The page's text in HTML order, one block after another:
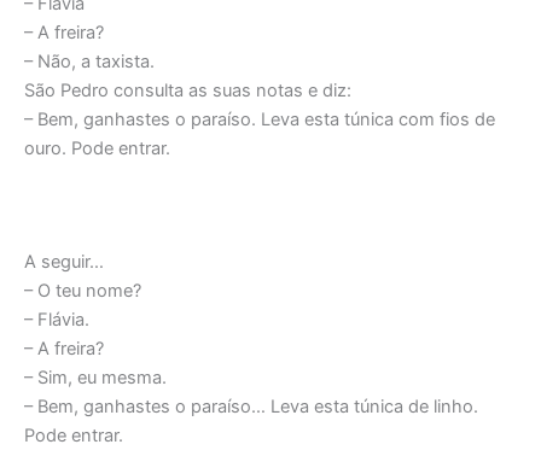
– A freira?
– Não, a taxista.
São Pedro consulta as suas notas e diz:
– Bem, ganhastes o paraíso. Leva esta túnica com fios de
ouro. Pode entrar.
A seguir…
– O teu nome?
– Flávia.
– A freira?
– Sim, eu mesma.
– Bem, ganhastes o paraíso… Leva esta túnica de linho.
Pode entrar.